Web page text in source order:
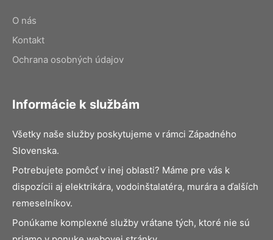
O nás
Kontakt
Ochrana osobných údajov
Informácie k službám
Všetky naše služby poskytujeme v rámci Západného
Slovenska.
Potrebujete pomôcť v inej oblasti? Máme pre vás k
dispozícii aj elektrikára, vodoinštalatéra, murára a ďalších
remeselníkov.
Ponúkame komplexné služby vrátane tých, ktoré nie sú